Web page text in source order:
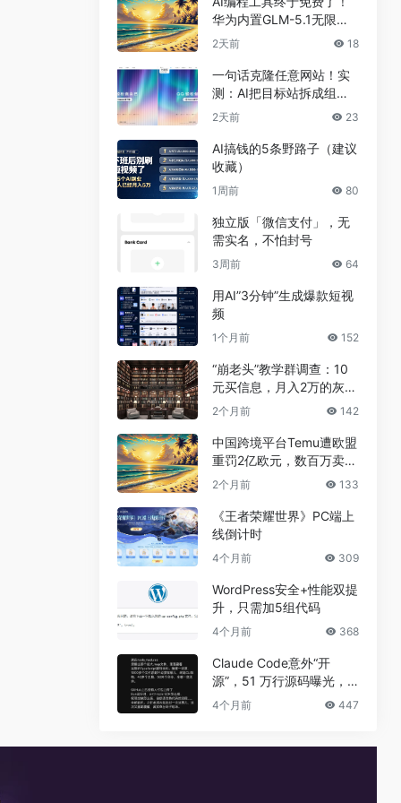
华为内置GLM-5.1无限
用，npm装完就能写代码
2天前 18
一句话克隆任意网站！实
测：AI把目标站拆成组
件，差异不到5%
2天前 23
AI搞钱的5条野路子（建议
收藏）
1周前 80
独立版「微信支付」，无
需实名，不怕封号
3周前 64
用AI”3分钟”生成爆款短视
频
1个月前 152
“崩老头”教学群调查：10
元买信息，月入2万的灰色
兼职真相
2个月前 142
中国跨境平台Temu遭欧盟
重罚2亿欧元，数百万卖家
恐受牵连
2个月前 133
《王者荣耀世界》PC端上
线倒计时
4个月前 309
WordPress安全+性能双提
升，只需加5组代码
4个月前 368
Claude Code意外“开
源”，51 万行源码曝光，
但真正的秘密没有泄露
4个月前 447